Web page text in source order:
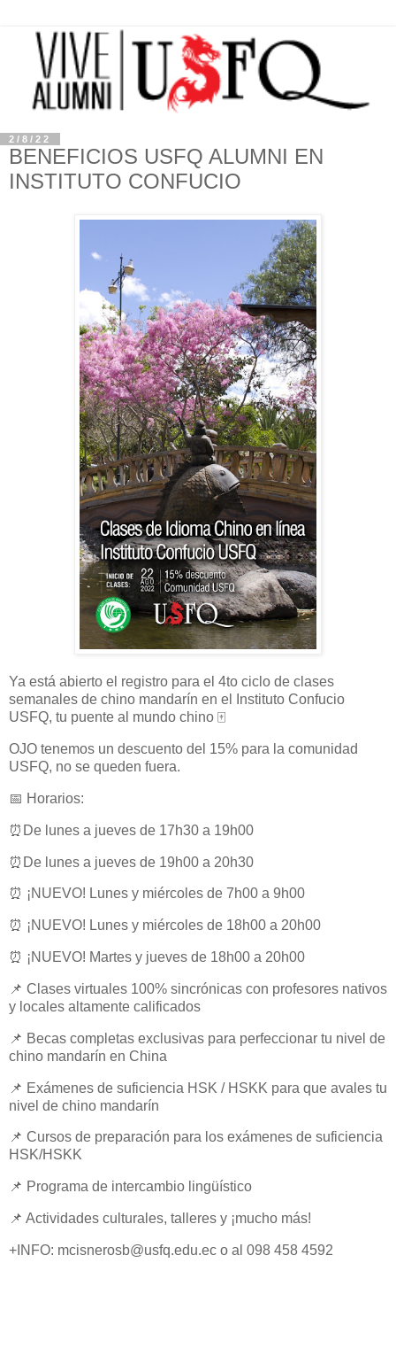
2/8/22
BENEFICIOS USFQ ALUMNI EN
INSTITUTO CONFUCIO
Ya está abierto el registro para el 4to ciclo de clases
semanales de chino mandarín en el Instituto Confucio
USFQ, tu puente al mundo chino 🀄
OJO tenemos un descuento del 15% para la comunidad
USFQ, no se queden fuera.
📅 Horarios:
⏰De lunes a jueves de 17h30 a 19h00
⏰De lunes a jueves de 19h00 a 20h30
⏰ ¡NUEVO! Lunes y miércoles de 7h00 a 9h00
⏰ ¡NUEVO! Lunes y miércoles de 18h00 a 20h00
⏰ ¡NUEVO! Martes y jueves de 18h00 a 20h00
📌 Clases virtuales 100% sincrónicas con profesores nativos
y locales altamente calificados
📌 Becas completas exclusivas para perfeccionar tu nivel de
chino mandarín en China
📌 Exámenes de suficiencia HSK / HSKK para que avales tu
nivel de chino mandarín
📌 Cursos de preparación para los exámenes de suficiencia
HSK/HSKK
📌 Programa de intercambio lingüístico
📌 Actividades culturales, talleres y ¡mucho más!
+INFO: mcisnerosb@usfq.edu.ec o al 098 458 4592